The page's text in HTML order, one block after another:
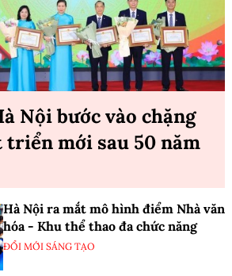
Nội bước vào chặng
triển mới sau 50 năm
Hà Nội ra mắt mô hình điểm Nhà văn
hóa - Khu thể thao đa chức năng
ĐỔI MỚI SÁNG TẠO